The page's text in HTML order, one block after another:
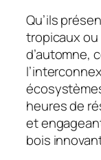
Qu’ils
tropicaux
d’automne,
heures de
et
bois